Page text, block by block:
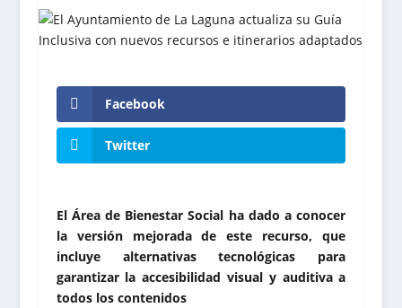
Facebook
Twitter
El Área de Bienestar Social ha dado a conocer
la versión mejorada de este recurso, que
incluye alternativas tecnológicas para
garantizar la accesibilidad visual y auditiva a
todos los contenidos